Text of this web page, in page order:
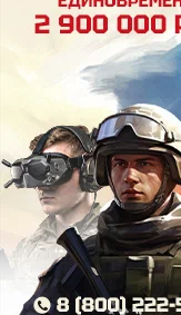
,Дзен